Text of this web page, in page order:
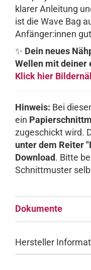
klarer Anleitung
ist die Wave Bag
Anfänger:innen
✨ Dein neues
Wellen mit deiner
Klick hier
Hinweis: Bei
ein
zugeschickt wird.
unter dem Reiter
Download. Bitte
Schnittmuster
Dokumente
Hersteller